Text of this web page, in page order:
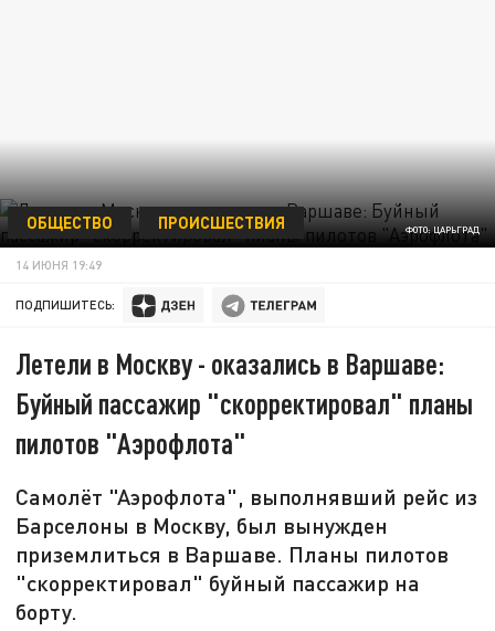
ФОТО: ЦАРЬГРАД
ОБЩЕСТВО ПРОИСШЕСТВИЯ
14 ИЮНЯ 19:49
ПОДПИШИТЕСЬ:
Летели в Москву - оказались в Варшаве:
Буйный пассажир "скорректировал" планы
пилотов "Аэрофлота"
Самолёт "Аэрофлота", выполнявший рейс из
Барселоны в Москву, был вынужден
приземлиться в Варшаве. Планы пилотов
"скорректировал" буйный пассажир на
борту.